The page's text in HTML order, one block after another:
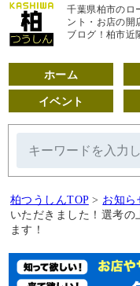
千葉県柏市のロ
ント・お店の開
ブログ！柏市近
ホーム
イベント
柏つうしんTOP > お知ら
いただきました！選考の
ます！